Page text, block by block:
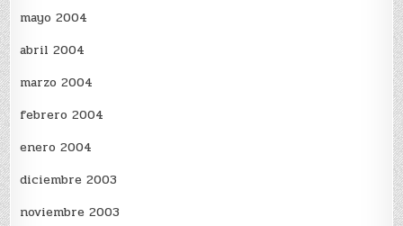
mayo 2004
abril 2004
marzo 2004
febrero 2004
enero 2004
diciembre 2003
noviembre 2003